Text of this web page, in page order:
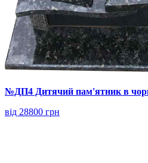
№ДП4 Дитячий пам'ятник в
від 28800 грн